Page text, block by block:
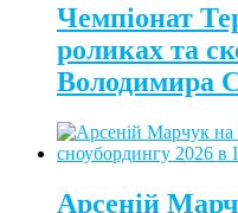
Чемпіонат
роликах та
Володимира
Арсеній